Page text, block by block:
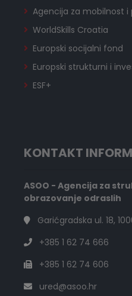
Agencija za mobilnost i
WorldSkills Croatia
Europski socijalni fond
Europski strukturni i
ESF+
KONTAKT
ASOO - Agencija za
obrazovanje odraslih
Garićgradska ul. 18,
+385 1 62 74 666
+385 1 62 74 606
ured@asoo.hr